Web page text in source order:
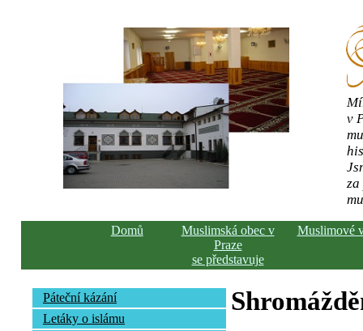
v
Domů
Muslimská obec v
Praze
se představuje
Muslimové
Páteční kázání
Letáky o islámu